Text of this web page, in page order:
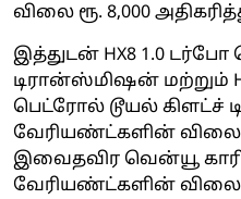
விலை ரூ. 8,000
இத்துடன் HX8 1.0
டிரான்ஸ்மிஷன் மற்றும்
பெட்ரோல் டூயல் கிளட்ச்
வேரியண்ட்களின் விலை
இவைதவிர வென்யூ
வேரியண்ட்களின்